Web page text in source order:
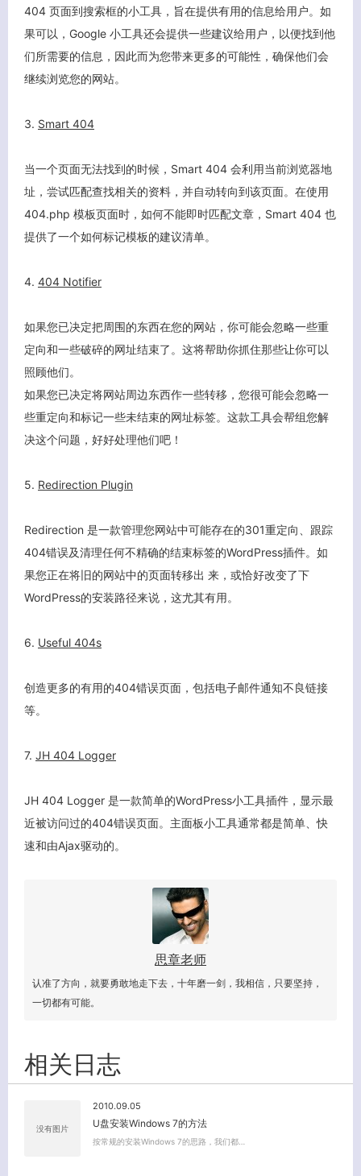
404 页面到搜索框的小工具，旨在提供有用的信息给用户。如
果可以，Google 小工具还会提供一些建议给用户，以便找到他
们所需要的信息，因此而为您带来更多的可能性，确保他们会
继续浏览您的网站。
3. Smart 404
当一个页面无法找到的时候， Smart 404 会利用当前浏览器地
址，尝试匹配查找相关的资料，并自动转向到该页面。在使用
404.php 模板页面时，如何不能即时匹配文章， Smart 404 也
提供了一个如何标记模板的建议清单。
4. 404 Notifier
如果您已决定把周围的东西在您的网站，你可能会忽略一些重
定向和一些破碎的网址结束了。这将帮助你抓住那些让你可以
照顾他们。
如果您已决定将网站周边东西作一些转移，您很可能会忽略一
些重定向和标记一些未结束的网址标签。这款工具会帮组您解
决这个问题，好好处理他们吧！
5. Redirection Plugin
Redirection 是一款管理您网站中可能存在的301重定向、跟踪
404错误及清理任何不精确的结束标签的WordPress插件。如
果您正在将旧的网站中的页面转移出 来，或恰好改变了下
WordPress的安装路径来说，这尤其有用。
6. Useful 404s
创造更多的有用的404错误页面，包括电子邮件通知不良链接
等。
7. JH 404 Logger
JH 404 Logger 是一款简单的WordPress小工具插件，显示最
近被访问过的404错误页面。主面板小工具通常都是简单、快
速和由Ajax驱动的。
思章老师
认准了方向，就要勇敢地走下去，十年磨一剑，我相信，只要坚持，
一切都有可能。
相关日志
没有图片
2010.09.05
U盘安装Windows 7的方法
按常规的安装Windows 7的思路，我们都…
客服小美
关闭弹窗